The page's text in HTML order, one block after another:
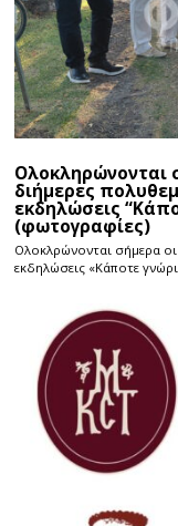
Ολοκληρώνονται
διήμερες
εκδηλώσεις
(φωτογραφίες)
Ολοκλρώνονται σήμερα οι
εκδηλώσεις «Κάποτε